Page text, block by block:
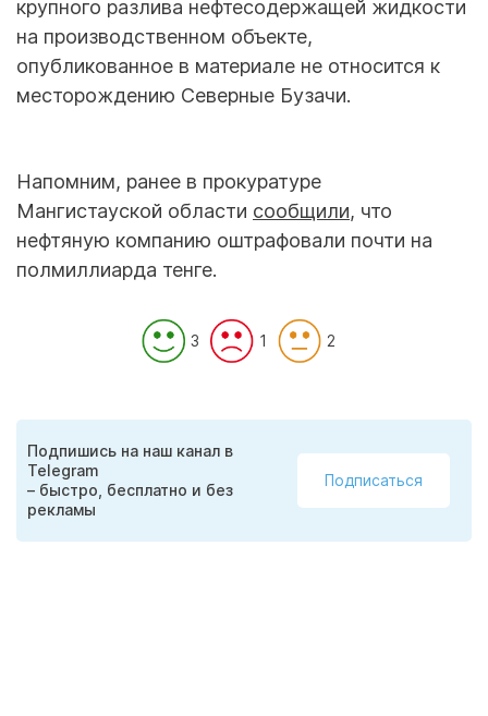
крупного разлива нефтесодержащей жидкости
на производственном объекте,
опубликованное в материале не относится к
месторождению Северные Бузачи.
Напомним, ранее в прокуратуре
Мангистауской области сообщили, что
нефтяную компанию оштрафовали почти на
полмиллиарда тенге.
3 1 2
Подпишись на наш канал в
Telegram
– быстро, бесплатно и без
рекламы
Подписаться